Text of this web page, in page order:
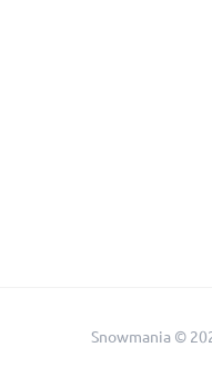
Snowmania ©